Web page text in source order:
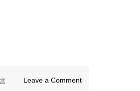
Leave a Commenton